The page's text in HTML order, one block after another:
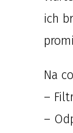
ich
Na
–
–